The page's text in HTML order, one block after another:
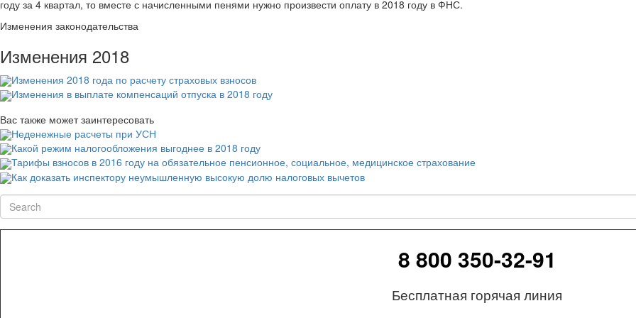
году за 4 квартал, то вместе с начисленными пенями нужно произвести оплату в 2018 году в ФНС.
Изменения законодательства
Изменения 2018
Изменения 2018 года по расчету страховых взносов
Изменения в выплате компенсаций отпуска в 2018 году
Вас также может заинтересовать
Неденежные расчеты при УСН
Какой режим налогообложения выгоднее в 2018 году
Тарифы взносов в 2016 году на обязательное пенсионное, социальное, медицинское страхование
Как доказать инспектору неумышленную высокую долю налоговых вычетов
Search
8 800 350-32-91
Бесплатная горячая линия